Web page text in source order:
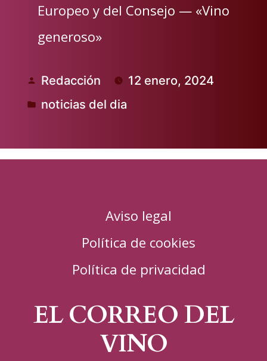
Europeo y del Consejo — «Vino
generoso»
Publicado
por
Redacción 12 enero, 2024
Publicado
noticias del dia
Aviso legal
Política de cookies
Política de privacidad
EL CORREO DEL
VINO